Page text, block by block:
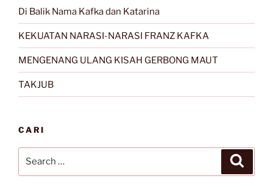
Di Balik Nama Kafka dan Katarina
KEKUATAN NARASI-NARASI FRANZ KAFKA
MENGENANG ULANG KISAH GERBONG MAUT
TAKJUB
CARI